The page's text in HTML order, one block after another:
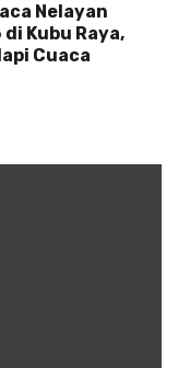
Nelayan
Kubu Raya,
Cuaca